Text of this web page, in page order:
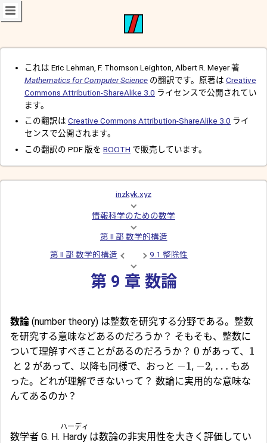
これは Eric Lehman, F. Thomson Leighton, Albert R. Meyer 著
Mathematics for Computer Science の翻訳です。原著は Creative
Commons Attribution-ShareAlike 3.0 ライセンスで公開されてい
ます。
この翻訳は Creative Commons Attribution-ShareAlike 3.0 ライ
センスで公開されます。
この翻訳の PDF 版を BOOTH で販売しています。
inzkyk.xyz
情報科学のための数学
第 II 部 数学的構造
第 II 部 数学的構造
9.1 整除性
第 9 章 数論
数論 (number theory) は整数を研究する分野である。整数
を研究する意味などあるのだろうか？ そもそも、整数に
ついて理解すべきことがあるのだろうか？ 0 があって、 1
と 2 があって、以降も同様で、おっと −1, −2, … もあ
った。どれが理解できないって？ 数論に実用的な意味な
んてあるのか？
数学者 G. H. Hardy
ハーディ
は数論の非実用性を大きく評価してい